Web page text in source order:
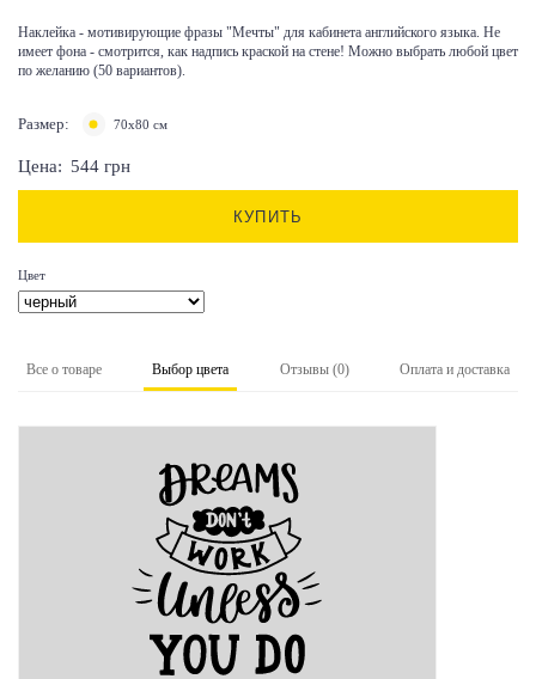
Наклейка - мотивирующие фразы "Мечты" для кабинета английского языка. Не
имеет фона - смотрится, как надпись краской на стене! Можно выбрать любой цвет
по желанию (50 вариантов).
Размер: 70х80 см
Цена: 544 грн
КУПИТЬ
Цвет
Все о товаре Выбор цвета Отзывы (0) Оплата и доставка